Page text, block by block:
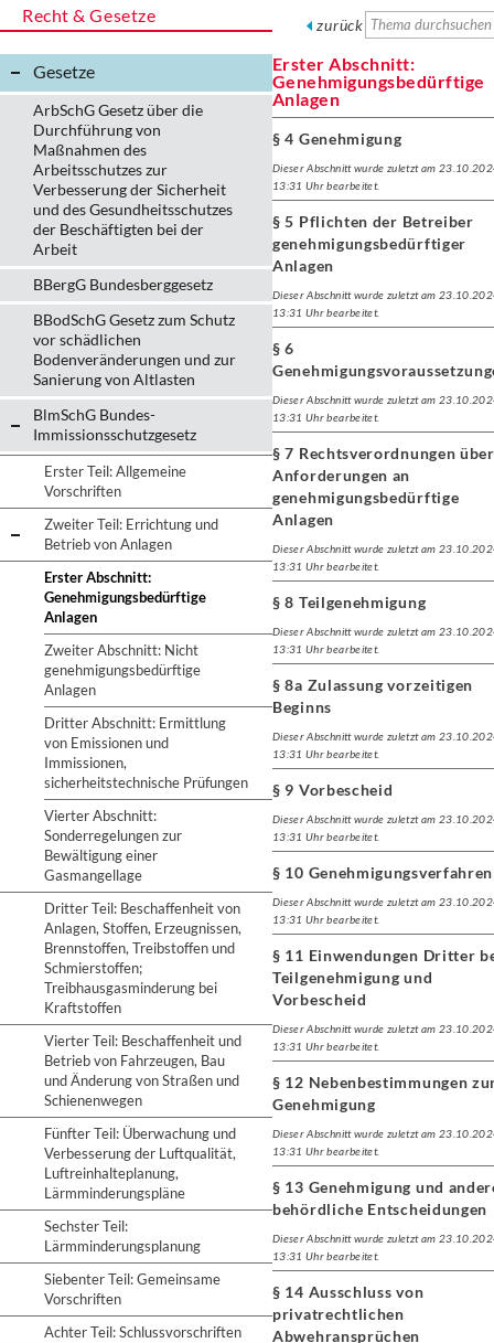
Recht & Gesetze
Gesetze
ArbSchG Gesetz über die
Durchführung von
Maßnahmen des
Arbeitsschutzes zur
Verbesserung der Sicherheit
und des Gesundheitsschutzes
der Beschäftigten bei der
Arbeit
BBergG Bundesberggesetz
BBodSchG Gesetz zum Schutz
vor schädlichen
Bodenveränderungen und zur
Sanierung von Altlasten
BlmSchG Bundes-
Immissionsschutz­gesetz
Erster Teil: Allgemeine
Vorschriften
Zweiter Teil: Errichtung und
Betrieb von Anlagen
Erster Abschnitt:
Genehmigungsbedürftige
Anlagen
Zweiter Abschnitt: Nicht
genehmigungsbedürftige
Anlagen
Dritter Abschnitt: Ermittlung
von Emissionen und
Immissionen,
sicherheitstechnische Prüfungen
Vierter Abschnitt:
Sonderregelungen zur
Bewältigung einer
Gasmangellage
Dritter Teil: Beschaffenheit von
Anlagen, Stoffen, Erzeugnissen,
Brennstoffen, Treibstoffen und
Schmierstoffen;
Treibhausgasminderung bei
Kraftstoffen
Vierter Teil: Beschaffenheit und
Betrieb von Fahrzeugen, Bau
und Änderung von Straßen und
Schienenwegen
Fünfter Teil: Überwachung und
Verbesserung der Luftqualität,
Luftreinhalteplanung,
Lärmminderungspläne
Sechster Teil:
Lärmminderungsplanung
Siebenter Teil: Gemeinsame
Vorschriften
Achter Teil: Schlussvorschriften
zurück
Erster Abschnitt:
Genehmigungsbedürftige
Anlagen
§ 4 Genehmigung
Dieser Abschnitt wurde zuletzt am
13:31 Uhr bearbeitet.
§ 5 Pflichten der Betreiber
genehmigungsbedürftiger
Anlagen
Dieser Abschnitt wurde zuletzt am
13:31 Uhr bearbeitet.
§ 6
Dieser Abschnitt wurde zuletzt am
13:31 Uhr bearbeitet.
§ 7 Rechtsverordnungen über
Anforderungen an
genehmigungsbedürftige
Anlagen
Dieser Abschnitt wurde zuletzt am
13:31 Uhr bearbeitet.
§ 8 Teilgenehmigung
Dieser Abschnitt wurde zuletzt am
13:31 Uhr bearbeitet.
§ 8a Zulassung vorzeitigen
Beginns
Dieser Abschnitt wurde zuletzt am
13:31 Uhr bearbeitet.
§ 9 Vorbescheid
Dieser Abschnitt wurde zuletzt am
13:31 Uhr bearbeitet.
§ 10 Genehmigungsverfahren
Dieser Abschnitt wurde zuletzt am
13:31 Uhr bearbeitet.
§ 11 Einwendungen Dritter
Teilgenehmigung und
Vorbescheid
Dieser Abschnitt wurde zuletzt am
13:31 Uhr bearbeitet.
§ 12 Nebenbestimmungen
Genehmigung
Dieser Abschnitt wurde zuletzt am
13:31 Uhr bearbeitet.
§ 13 Genehmigung und
behördliche Entscheidungen
Dieser Abschnitt wurde zuletzt am
13:31 Uhr bearbeitet.
§ 14 Ausschluss von
privatrechtlichen
Abwehransprüchen